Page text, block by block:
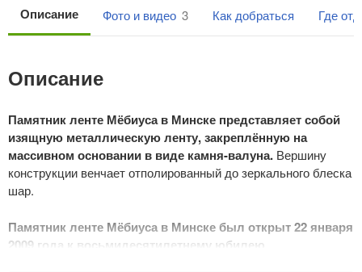
Описание Фото и видео 3 Как добраться Где
Описание
Памятник ленте Мёбиуса в Минске представляет собой
изящную металлическую ленту, закреплённую на
массивном основании в виде камня-валуна. Вершину
конструкции венчает отполированный до зеркального блеска
шар.
Памятник ленте Мёбиуса в Минске был открыт 22 января
2009 года к восьмидесятилетнему юбилею